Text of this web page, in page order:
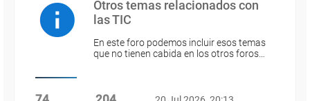
Otros temas relacionados con
las TIC
En este foro podemos incluir esos temas
que no tienen cabida en los otros foros…